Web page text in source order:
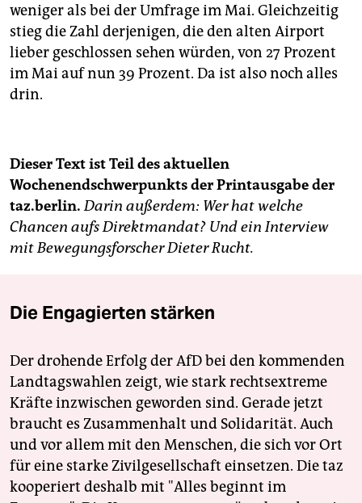
weniger als bei der Umfrage im Mai. Gleichzeitig
stieg die Zahl derjenigen, die den alten Airport
lieber geschlossen sehen würden, von 27 Prozent
im Mai auf nun 39 Prozent. Da ist also noch alles
drin.
Dieser Text ist Teil des aktuellen
Wochenendschwerpunkts der Printausgabe der
taz.berlin.Darin außerdem: Wer hat welche
Chancen aufs Direktmandat? Und ein Interview
mit Bewegungsforscher Dieter Rucht.
Die Engagierten stärken
Der drohende Erfolg der AfD bei den kommenden
Landtagswahlen zeigt, wie stark rechtsextreme
Kräfte inzwischen geworden sind. Gerade jetzt
braucht es Zusammenhalt und Solidarität. Auch
und vor allem mit den Menschen, die sich vor Ort
für eine starke Zivilgesellschaft einsetzen. Die taz
kooperiert deshalb mit "Alles beginnt im